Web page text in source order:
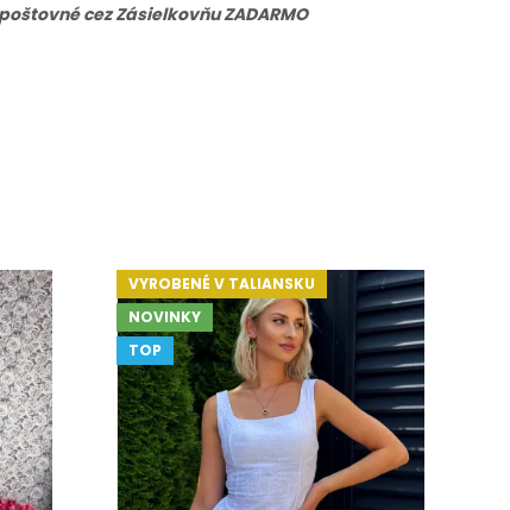
cez Zásielkovňu ZADARMO
VYROBENÉ V TALIANSKU
NOVINKY
TOP